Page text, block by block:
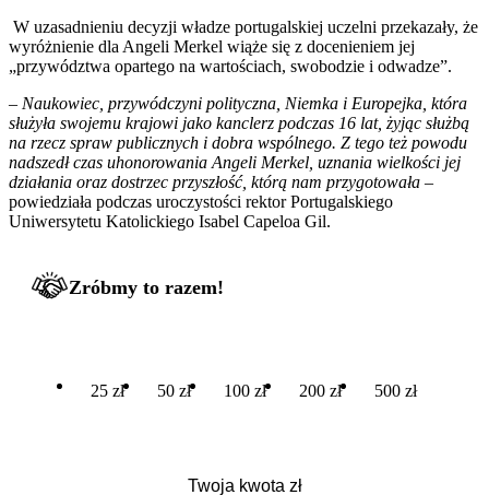
W uzasadnieniu decyzji władze portugalskiej uczelni przekazały, że
wyróżnienie dla Angeli Merkel wiąże się z docenieniem jej
„przywództwa opartego na wartościach, swobodzie i odwadze”.
– Naukowiec, przywódczyni polityczna, Niemka i Europejka, która
służyła swojemu krajowi jako kanclerz podczas 16 lat, żyjąc służbą
na rzecz spraw publicznych i dobra wspólnego. Z tego też powodu
nadszedł czas uhonorowania Angeli Merkel, uznania wielkości jej
działania oraz dostrzec przyszłość, którą nam przygotowała –
powiedziała podczas uroczystości rektor Portugalskiego
Uniwersytetu Katolickiego Isabel Capeloa Gil.
Zróbmy to razem!
25 zł 50 zł 100 zł 200 zł 500 zł